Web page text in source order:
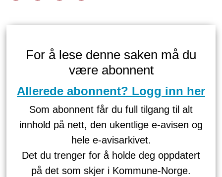
For å lese denne saken må du
være abonnent
Allerede abonnent? Logg inn her
Som abonnent får du full tilgang til alt
innhold på nett, den ukentlige e-avisen og
hele e-avisarkivet.
Det du trenger for å holde deg oppdatert
på det som skjer i Kommune-Norge.